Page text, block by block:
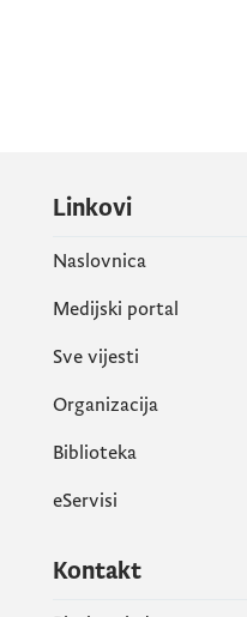
Linkovi
Naslovnica
Medijski portal
Sve vijesti
Organizacija
Biblioteka
eServisi
Kontakt